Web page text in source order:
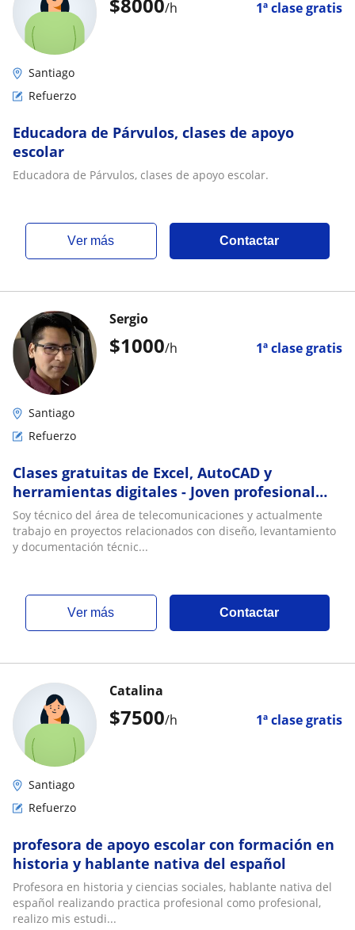
/h 1ª clase gratis
Santiago
Refuerzo
Educadora de Párvulos, clases de apoyo
escolar
Educadora de Párvulos, clases de apoyo escolar.
ver más Contactar
$1000/h 1ª clase gratis
Sergio
Santiago
Refuerzo
Clases gratuitas de Excel, AutoCAD y
herramientas digitales - Joven profesional
ampliando su cartera de clientes
Soy técnico del área de telecomunicaciones y actualmente
trabajo en proyectos relacionados con diseño, levantamiento
y documentación técnic...
ver más Contactar
$7500/h 1ª clase gratis
Catalina
Santiago
Refuerzo
profesora de apoyo escolar con formación en
historia y hablante nativa del español
Profesora en historia y ciencias sociales, hablante nativa del
español realizando practica profesional como profesional,
realizo mis estudi...